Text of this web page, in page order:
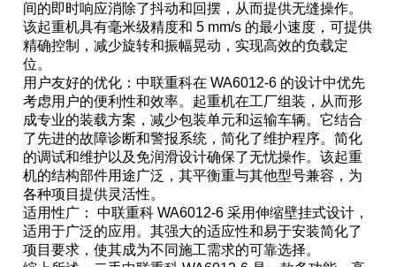
间的即时响应消除了抖动和回摆，从而提供无缝操作。
该起重机具有毫米级精度和 5 mm/s 的最小速度，可提供
精确控制，减少旋转和振幅晃动，实现高效的负载定
位。
用户友好的优化：中联重科在 WA6012-6 的设计中优先
考虑用户的便利性和效率。起重机在工厂组装，从而形
成专业的装载方案，减少包装单元和运输车辆。它结合
了先进的故障诊断和警报系统，简化了维护程序。简化
的调试和维护以及免润滑设计确保了无忧操作。该起重
机的结构部件用途广泛，其平衡重与其他型号兼容，为
各种项目提供灵活性。
适用性广： 中联重科 WA6012-6 采用伸缩壁挂式设计，
适用于广泛的应用。其强大的适应性和易于安装简化了
项目要求，使其成为不同施工需求的可靠选择。